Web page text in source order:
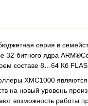
серия в
32-битного ядра
составе 8…64 Кб
XMC1000
на новый уровень
возможность работы